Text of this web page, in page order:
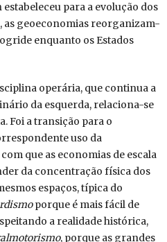
para a evolução dos
as geoeconomias reorganizam-
enquanto os Estados
operária, que continua a
da esquerda, relaciona-se
Foi a transição para o
uso da
que as economias de escala
da concentração física dos
espaços, típica do
porque é mais fácil de
a realidade histórica,
, porque as grandes